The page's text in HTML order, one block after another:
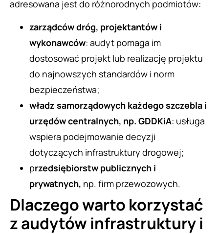
adresowana jest do różnorodnych podmiotów:
zarządców dróg, projektantów i
wykonawców: audyt pomaga im
dostosować projekt lub realizację projektu
do najnowszych standardów i norm
bezpieczeństwa;
władz samorządowych każdego szczebla i
urzędów centralnych, np. GDDKiA: usługa
wspiera podejmowanie decyzji
dotyczących infrastruktury drogowej;
przedsiębiorstw publicznych i
prywatnych, np. firm przewozowych.
Dlaczego warto korzystać
z audytów infrastruktury i